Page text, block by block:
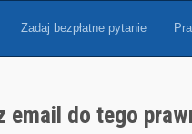
Zadaj bezpłatne pytanie
email do tego